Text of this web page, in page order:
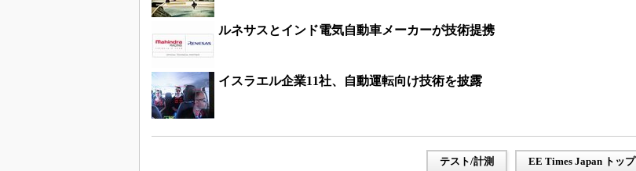
ルネサスとインド電気自動車メーカーが技術提携
イスラエル企業11社、自動運転向け技術を披露
テスト/計測 EE Times Japan トップ